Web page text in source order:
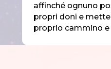
affinché ognuno
propri doni e
proprio cammino e